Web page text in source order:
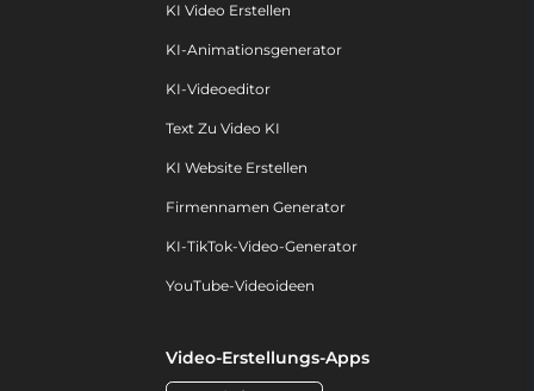
KI Video Erstellen
KI-Animationsgenerator
KI-Videoeditor
Text Zu Video KI
KI Website Erstellen
Firmennamen Generator
KI-TikTok-Video-Generator
YouTube-Videoideen
Video-Erstellungs-Apps